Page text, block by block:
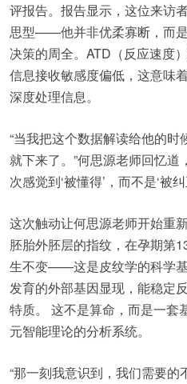
评报告。报告显示，这位来访
思型——他并非优柔寡断，而
决策的周全。ATD（反应速度
信息接收敏感度偏低，这意味
深度处理信息。
“当我把这个数据解读给他的
就下来了。”何思源老师回忆道
次感觉到‘被懂得’，而不是‘被纠
这次触动让何思源老师开始重
胚胎外胚层的指纹，在孕期第
生不变——这是皮纹学的科学
发育的外部基因显现，能稳定
特质。 这不是算命，而是一套
元智能理论的分析系统。
“那一刻我意识到，我们需要